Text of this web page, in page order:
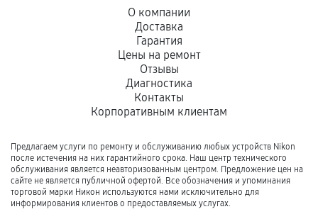
О компании
Доставка
Гарантия
Цены на ремонт
Отзывы
Диагностика
Контакты
Корпоративным клиентам
Предлагаем услуги по ремонту и обслуживанию любых устройств Nikon
после истечения на них гарантийного срока. Наш центр технического
обслуживания является неавторизованным центром. Предложение цен на
сайте не является публичной офертой. Все обозначения и упоминания
торговой марки Никон используются нами исключительно для
информирования клиентов о предоставляемых услугах.